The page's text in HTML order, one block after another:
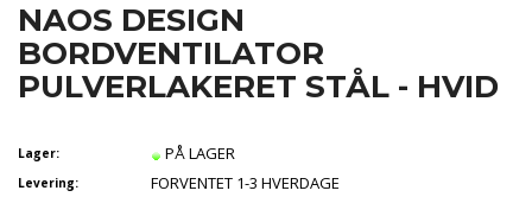
NAOS DESIGN
BORDVENTILATOR
PULVERLAKERET STÅL - HVID
Lager: PÅ LAGER
Levering: FORVENTET 1-3 HVERDAGE